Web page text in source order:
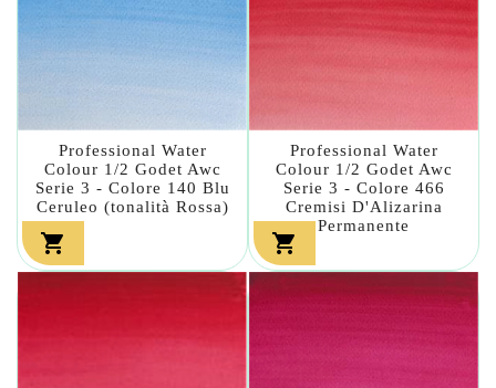
Professional Water
Colour 1/2 Godet Awc
Serie 3 - Colore 140 Blu
Ceruleo (tonalità Rossa)

Professional Water
Colour 1/2 Godet Awc
Serie 3 - Colore 466
Cremisi D'Alizarina
Permanente
